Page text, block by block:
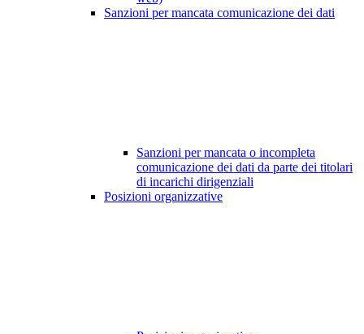
Sanzioni per mancata comunicazione dei dati
Sanzioni per mancata o incompleta
comunicazione dei dati da parte dei titolari
di incarichi dirigenziali
Posizioni organizzative